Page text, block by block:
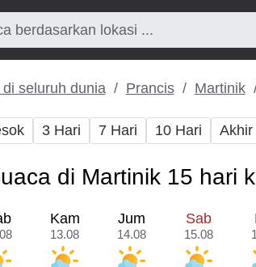
di seluruh dunia Prancis Martinik
3 Hari 7 Hari 10 Hari Akhir
di Martinik 15 hari
Kam
13.08
Jum
14.08
Sab
15.08